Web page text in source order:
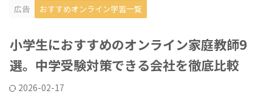
広告
おすすめオンライン学習一覧
小学生におすすめのオンライン家庭教師9
選。中学受験対策できる会社を徹底比較
2026-02-17